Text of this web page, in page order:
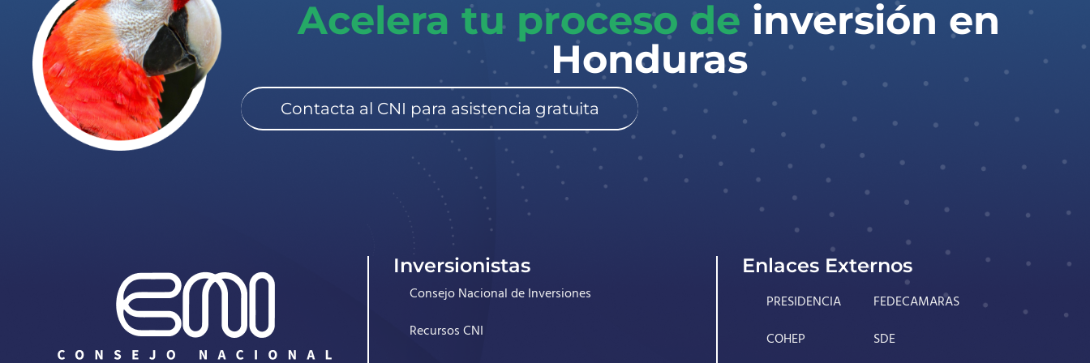
Acelera tu proceso de inversión en
Honduras​
Contacta al CNI para asistencia gratuita
Inversionistas
Consejo Nacional de Inversiones
Recursos CNI
Enlaces Externos
PRESIDENCIA
COHEP
FEDECAMARAS
SDE